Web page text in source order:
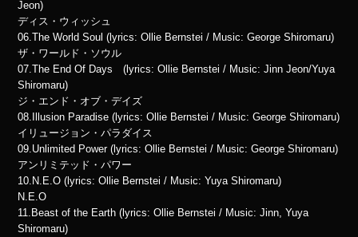
Jeon)
ディス・ウィッシュ
06.The World Soul (lyrics: Ollie Bernstei / Music: George Shiromaru)
ザ・ワールド・ソウル
07.The End Of Days (lyrics: Ollie Bernstei / Music: Jinn Jeon/Yuya
Shiromaru)
ジ・エンド・オブ・デイズ
08.Illusion Paradise (lyrics: Ollie Bernstei / Music: George Shiromaru)
イリュージョン・パラダイス
09.Unlimited Power (lyrics: Ollie Bernstei / Music: George Shiromaru)
アンリミテッド・パワー
10.N.E.O (lyrics: Ollie Bernstei / Music: Yuya Shiromaru)
N.E.O
11.Beast of the Earth (lyrics: Ollie Bernstei / Music: Jinn, Yuya
Shiromaru)